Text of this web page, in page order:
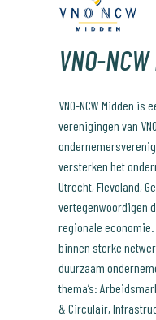
VNO-
VNO-NCW Midden is
verenigingen van
versterken het
Utrecht, Flevoland,
vertegenwoordigen
regionale
binnen sterke
duurzaam
thema’s:
& Circulair,